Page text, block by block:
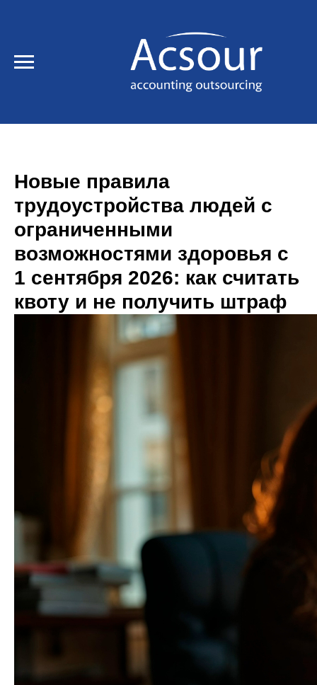
Новые правила
трудоустройства людей с
ограниченными
возможностями здоровья с
1 сентября 2026: как считать
квоту и не получить штраф